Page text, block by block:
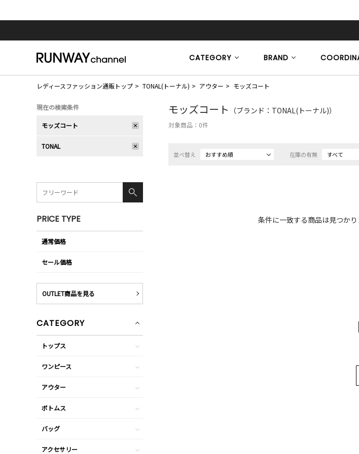
CATEGORY BRAND
レディースファッション通販トップ TONAL(トーナル) アウター モッズコート
モッズコート （ブランド：TONAL(トーナル)）
対象商品： 0件
並べ替え おすすめ順 在庫の有無 すべて
条件に一致する商品は見つか
現在の検索条件
モッズコート
TONAL
PRICE TYPE
通常価格
セール価格
OUTLET商品を見る
CATEGORY
トップス
ワンピース
アウター
ボトムス
バッグ
アクセサリー